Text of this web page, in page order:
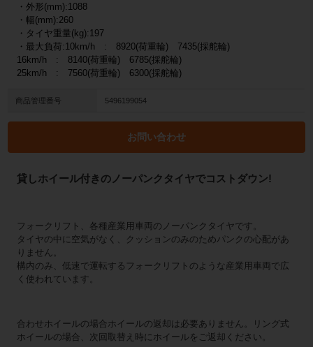
・外形(mm):1088
・幅(mm):260
・タイヤ重量(kg):197
・最大負荷:10km/h : 8920(荷重輪) 7435(採舵輪)
16km/h : 8140(荷重輪) 6785(採舵輪)
25km/h : 7560(荷重輪) 6300(採舵輪)
商品管理番号 5496199054
お問い合わせ
貸しホイール付きのノーパンクタイヤでコストダウン!
フォークリフト、各種産業用車両のノーパンクタイヤです。
タイヤの中に空気がなく、クッションのみのためパンクの心配があ
りません。
構内のみ、低速で運転するフォークリフトのような産業用車両で広
く使われています。
合わせホイールの場合ホイールの返却は必要ありません。リング式
ホイールの場合、次回取替え時にホイールをご返却ください。